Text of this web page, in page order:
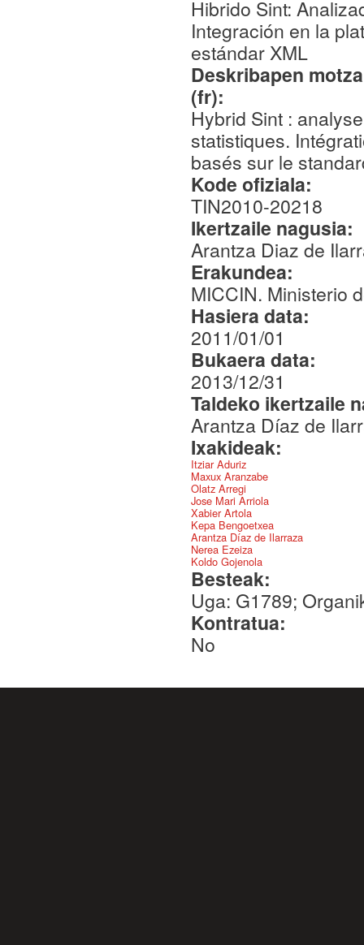
Hibrido Sint:
Integración en la
estándar XML
Deskribapen
(fr):
Hybrid Sint :
statistiques.
basés sur le
Kode ofiziala:
TIN2010-20218
Ikertzaile nagusia:
Arantza Diaz de
Erakundea:
MICCIN. Ministerio
Hasiera data:
2011/01/01
Bukaera data:
2013/12/31
Taldeko ikertzaile
Arantza Díaz de
Ixakideak:
Itziar Aduriz
Maxux Aranzabe
Olatz Arregi
Jose Mari Arriola
Xabier Artola
Kepa Bengoetxea
Arantza Díaz de Ilarraza
Nerea Ezeiza
Koldo Gojenola
Besteak:
Uga: G1789;
Kontratua:
No